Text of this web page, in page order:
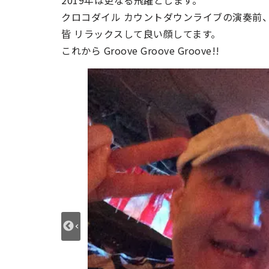
クロコダイル カウントダウンライブの演奏前
皆 リラックスして良い顔してます。
これから Groove Groove Groove!!